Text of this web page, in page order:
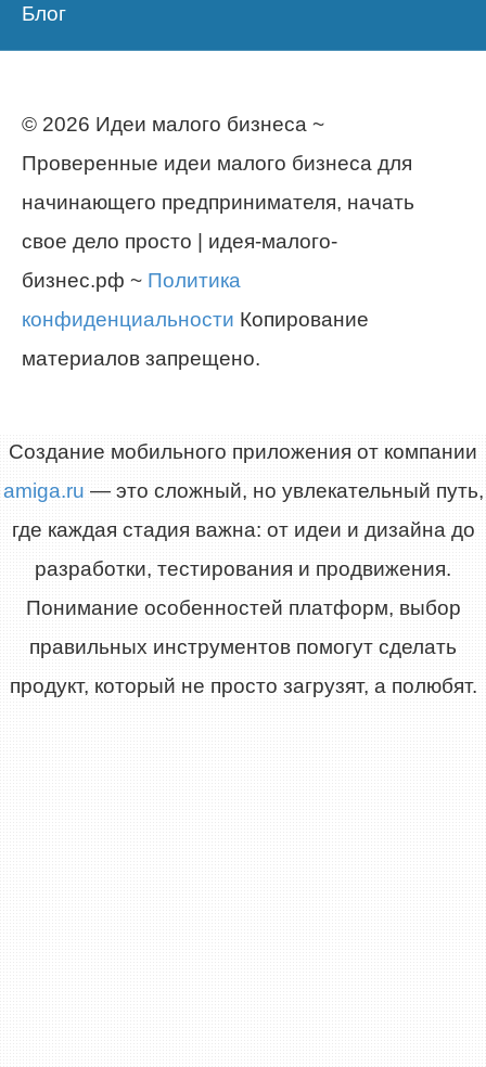
Блог
© 2026 Идеи малого бизнеса ~
Проверенные идеи малого бизнеса для
начинающего предпринимателя, начать
свое дело просто | идея-малого-
бизнес.рф ~ Политика
конфиденциальности Копирование
материалов запрещено.
Создание мобильного приложения от компании
amiga.ru — это сложный, но увлекательный путь,
где каждая стадия важна: от идеи и дизайна до
разработки, тестирования и продвижения.
Понимание особенностей платформ, выбор
правильных инструментов помогут сделать
продукт, который не просто загрузят, а полюбят.